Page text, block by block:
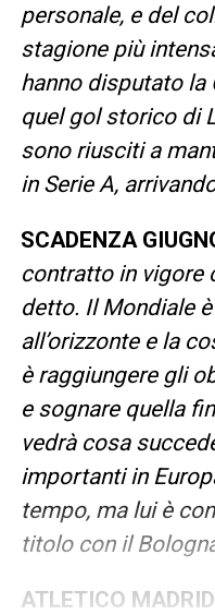
personale, e del
stagione più
hanno disputato la
quel gol storico di
sono riusciti a
in Serie A,
SCADENZA
contratto in vigore
detto. Il Mondiale
all’orizzonte e la
è raggiungere gli
e sognare quella
vedrà cosa
importanti in
tempo, ma lui è
titolo con il
ATLETICO